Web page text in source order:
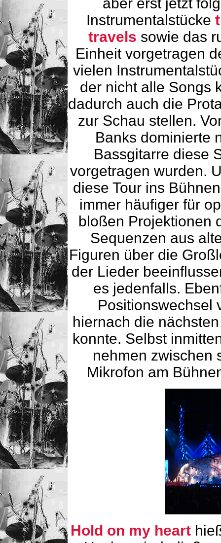
Instrumentalstücke
travels sowie das
Einheit vorgetragen
vielen
der nicht alle Songs
dadurch auch die
zur Schau stellen.
Banks dominierte
Bassgitarre diese
vorgetragen wurden.
diese Tour ins
immer häufiger für
bloßen Projektionen
Sequenzen aus
Figuren über die
der Lieder
es jedenfalls.
Positionswechsel
hiernach die
konnte. Selbst
nehmen zwischen
Mikrofon am
Hold on my heart